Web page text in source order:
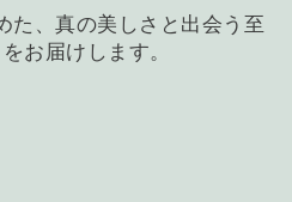
た、真の美しさと出会う至
お届けします。